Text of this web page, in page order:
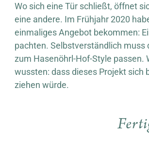
Wo sich eine Tür schließt, öffnet
eine andere. Im Frühjahr 2020
einmaliges Angebot bekommen:
pachten. Selbstverständlich muss
zum Hasenöhrl-Hof-Style passen.
wussten: dass dieses Projekt sich
ziehen würde.